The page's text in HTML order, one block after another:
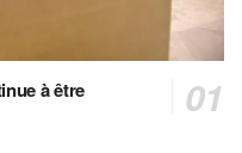
à être